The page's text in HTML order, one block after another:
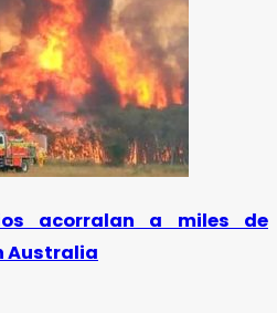
acorralan a miles de
Australia